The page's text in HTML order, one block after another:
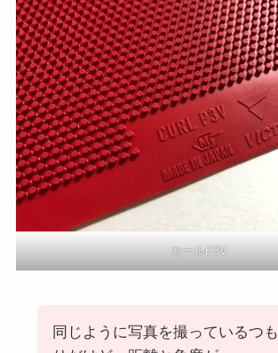
カールP3V
同じように写真を撮っているつも